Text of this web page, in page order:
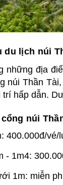
du lịch núi
những địa
núi Thần
hấp dẫn.
núi
400.000đ/vé/
- 1m4:
1m: miễn